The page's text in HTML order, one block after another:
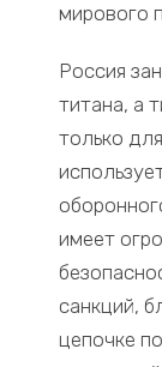
мирового
Россия
титана, а
только
имеет
санкций,
цепочке